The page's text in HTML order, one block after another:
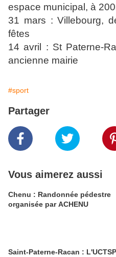
espace municipal, à
31 mars : Villebourg,
fêtes
14 avril : St Paterne-
ancienne mairie
#sport
Partager
Vous aimerez aussi
Chenu : Randonnée pédestre
organisée par ACHENU
Saint-Paterne-Racan :